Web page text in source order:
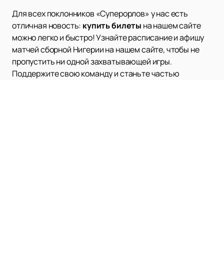
Для всех поклонников «Суперорлов» у нас есть
отличная новость: купить билеты на нашем сайте
можно легко и быстро! Узнайте расписание и афишу
матчей сборной Нигерии на нашем сайте, чтобы не
пропустить ни одной захватывающей игры.
Поддержите свою команду и станьте частью